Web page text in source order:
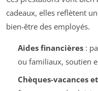
cadeaux, elles reflètent
bien-être des employés.
Aides financières:
ou familiaux, soutien
Chèques-vacances